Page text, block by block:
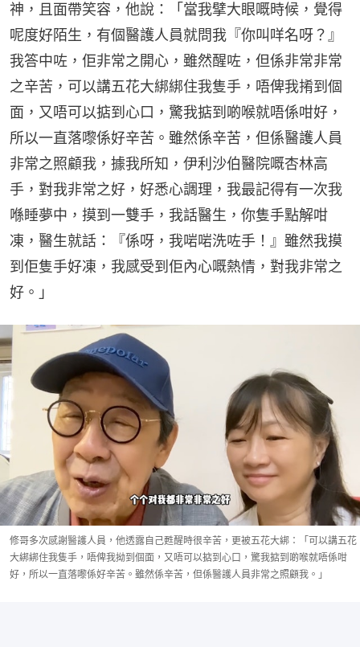
神，且面帶笑容，他說：「當我擘大眼嘅時候，覺得
呢度好陌生，有個醫護人員就問我『你叫咩名呀？』
我答中咗，佢非常之開心，雖然醒咗，但係非常非常
之辛苦，可以講五花大綁綁住我隻手，唔俾我𢯎到個
面，又唔可以掂到心口，驚我掂到啲喉就唔係咁好，
所以一直落嚟係好辛苦。雖然係辛苦，但係醫護人員
非常之照顧我，據我所知，伊利沙伯醫院嘅杏林高
手，對我非常之好，好悉心調理，我最記得有一次我
喺睡夢中，摸到一雙手，我話醫生，你隻手點解咁
凍，醫生就話：『係呀，我啱啱洗咗手！』雖然我摸
到佢隻手好凍，我感受到佢內心嘅熱情，對我非常之
好。」
修哥多次感謝醫護人員，他透露自己甦醒時很辛苦，更被五花大綁：「可以講五花
大綁綁住我隻手，唔俾我拗到個面，又唔可以掂到心口，驚我掂到啲喉就唔係咁
好，所以一直落嚟係好辛苦。雖然係辛苦，但係醫護人員非常之照顧我。」